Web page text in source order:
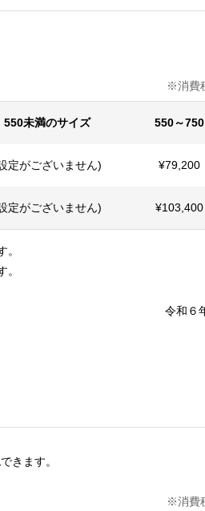
込みの価格
550未満のサイズ 550～750
定がございません) ¥79,200
定がございません) ¥103,400
令和６
きます。
込みの価格